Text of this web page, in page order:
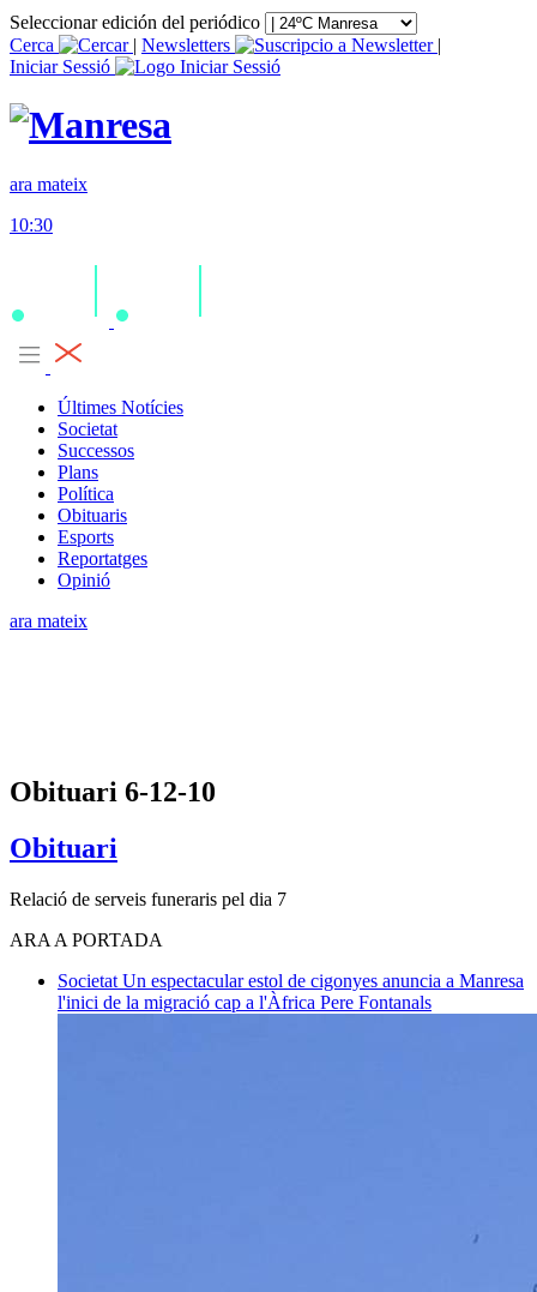
Seleccionar edición del periódico
Cerca
| Newsletters
|
Iniciar Sessió
ara mateix
10:30
Últimes Notícies
Societat
Successos
Plans
Política
Obituaris
Esports
Reportatges
Opinió
ara mateix
Obituari 6-12-10
Obituari
Relació de serveis funeraris pel dia 7
ARA A PORTADA
Societat Un espectacular estol de cigonyes anuncia a Manresa
l'inici de la migració cap a l'Àfrica Pere Fontanals